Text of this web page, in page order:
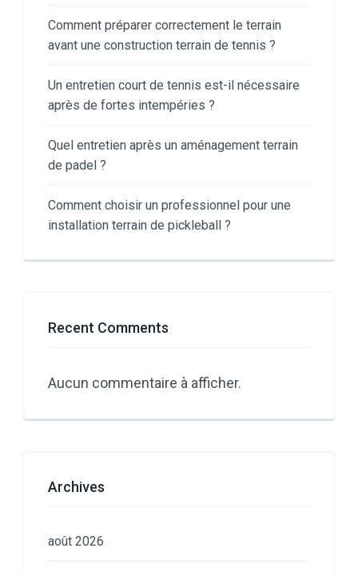
Comment préparer correctement le terrain
avant une construction terrain de tennis ?
Un entretien court de tennis est-il nécessaire
après de fortes intempéries ?
Quel entretien après un aménagement terrain
de padel ?
Comment choisir un professionnel pour une
installation terrain de pickleball ?
Recent Comments
Aucun commentaire à afficher.
Archives
août 2026